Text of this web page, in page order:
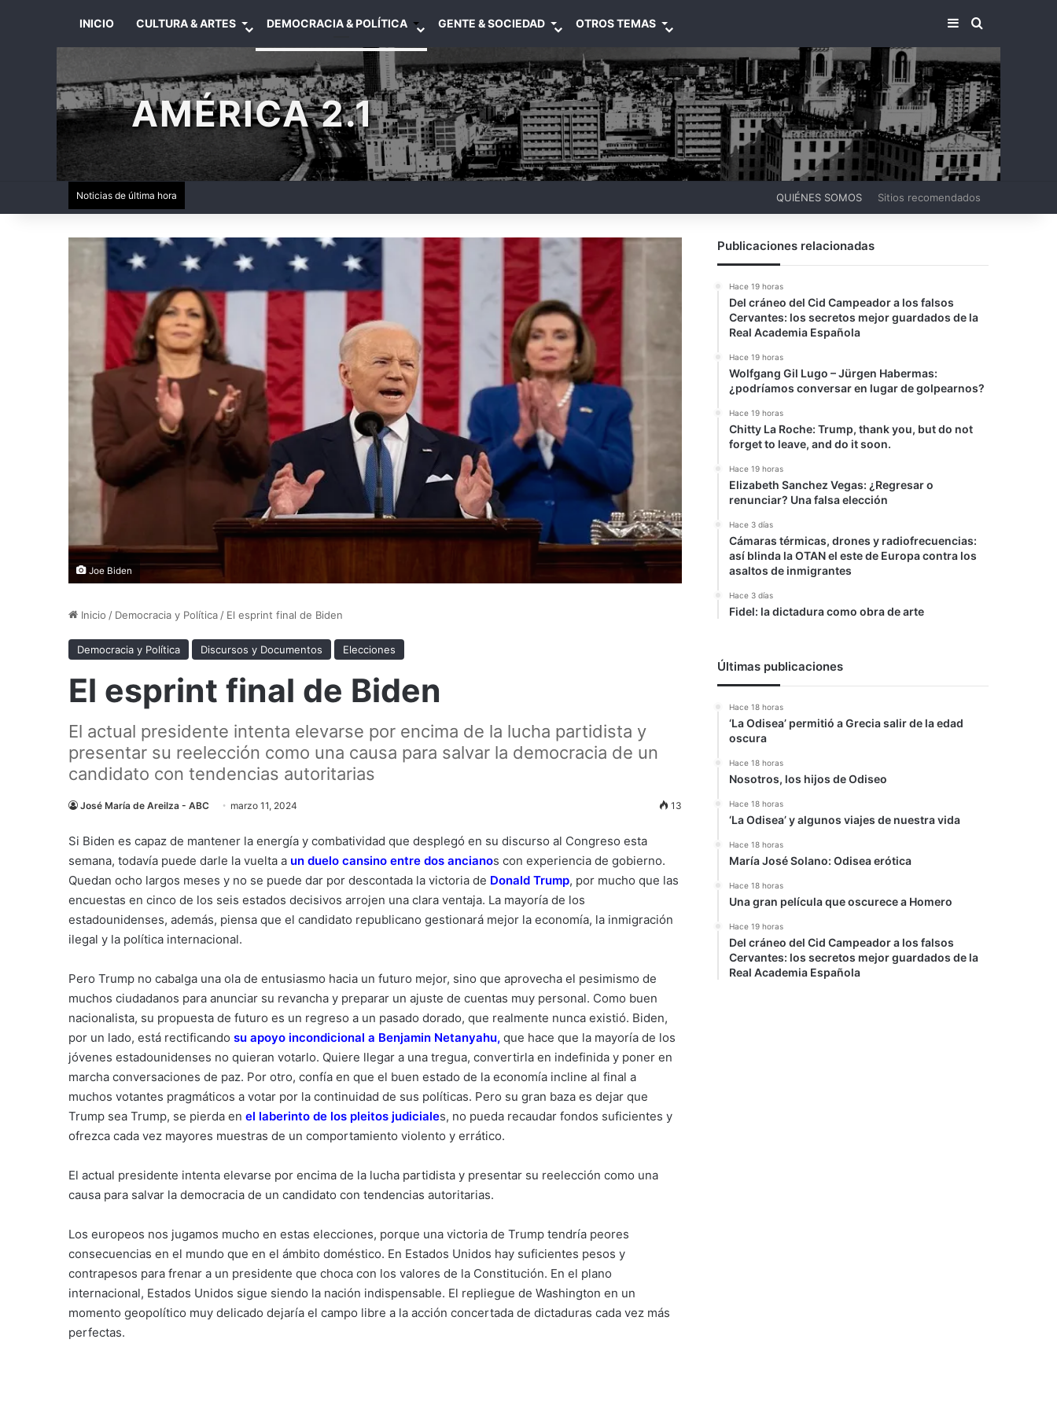
INICIO CULTURA & ARTES DEMOCRACIA & POLÍTICA GENTE & SOCIEDAD OTROS TEMAS BARRA LATERAL
BUSCAR
AMÉRICA 2.1
Noticias de última hora QUIÉNES SOMOS Sitios recomendados
Joe Biden
Inicio / Democracia y Política / El esprint final de Biden
Democracia y Política Discursos y Documentos Elecciones
El esprint final de Biden
El actual presidente intenta elevarse por encima de la lucha partidista y
presentar su reelección como una causa para salvar la democracia de un
candidato con tendencias autoritarias
José María de Areilza - ABC marzo 11, 2024 13
Si Biden es capaz de mantener la energía y combatividad que desplegó en su discurso al Congreso esta
semana, todavía puede darle la vuelta a un duelo cansino entre dos ancianos con experiencia de gobierno.
Quedan ocho largos meses y no se puede dar por descontada la victoria de Donald Trump, por mucho que las
encuestas en cinco de los seis estados decisivos arrojen una clara ventaja. La mayoría de los
estadounidenses, además, piensa que el candidato republicano gestionará mejor la economía, la inmigración
ilegal y la política internacional.
Pero Trump no cabalga una ola de entusiasmo hacia un futuro mejor, sino que aprovecha el pesimismo de
muchos ciudadanos para anunciar su revancha y preparar un ajuste de cuentas muy personal. Como buen
nacionalista, su propuesta de futuro es un regreso a un pasado dorado, que realmente nunca existió. Biden,
por un lado, está rectificando su apoyo incondicional a Benjamin Netanyahu, que hace que la mayoría de los
jóvenes estadounidenses no quieran votarlo. Quiere llegar a una tregua, convertirla en indefinida y poner en
marcha conversaciones de paz. Por otro, confía en que el buen estado de la economía incline al final a
muchos votantes pragmáticos a votar por la continuidad de sus políticas. Pero su gran baza es dejar que
Trump sea Trump, se pierda en el laberinto de los pleitos judiciales, no pueda recaudar fondos suficientes y
ofrezca cada vez mayores muestras de un comportamiento violento y errático.
El actual presidente intenta elevarse por encima de la lucha partidista y presentar su reelección como una
causa para salvar la democracia de un candidato con tendencias autoritarias.
Los europeos nos jugamos mucho en estas elecciones, porque una victoria de Trump tendría peores
consecuencias en el mundo que en el ámbito doméstico. En Estados Unidos hay suficientes pesos y
contrapesos para frenar a un presidente que choca con los valores de la Constitución. En el plano
internacional, Estados Unidos sigue siendo la nación indispensable. El repliegue de Washington en un
momento geopolítico muy delicado dejaría el campo libre a la acción concertada de dictaduras cada vez más
perfectas.
Publicaciones relacionadas
Hace 19 horas
Del cráneo del Cid Campeador a los falsos
Cervantes: los secretos mejor guardados de la
Real Academia Española
Hace 19 horas
Wolfgang Gil Lugo – Jürgen Habermas:
¿podríamos conversar en lugar de golpearnos?
Hace 19 horas
Chitty La Roche: Trump, thank you, but do not
forget to leave, and do it soon.
Hace 19 horas
Elizabeth Sanchez Vegas: ¿Regresar o
renunciar? Una falsa elección
Hace 3 días
Cámaras térmicas, drones y radiofrecuencias:
así blinda la OTAN el este de Europa contra los
asaltos de inmigrantes
Hace 3 días
Fidel: la dictadura como obra de arte
Últimas publicaciones
Hace 18 horas
‘La Odisea’ permitió a Grecia salir de la edad
oscura
Hace 18 horas
Nosotros, los hijos de Odiseo
Hace 18 horas
‘La Odisea’ y algunos viajes de nuestra vida
Hace 18 horas
María José Solano: Odisea erótica
Hace 18 horas
Una gran película que oscurece a Homero
Hace 19 horas
Del cráneo del Cid Campeador a los falsos
Cervantes: los secretos mejor guardados de la
Real Academia Española